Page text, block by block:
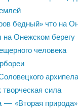
бедный» что на
на Онежском берегу
человека
творческая сила
— «Вторая природа»